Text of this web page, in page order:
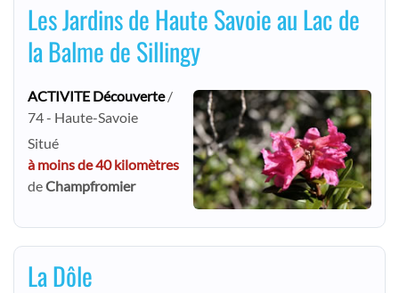
Les Jardins de Haute Savoie au Lac de
la Balme de Sillingy
ACTIVITE Découverte/
74 - Haute-Savoie
Situé
à moins de 40 kilomètres
deChampfromier
La Dôle